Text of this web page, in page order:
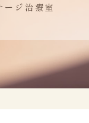
ージ治療室